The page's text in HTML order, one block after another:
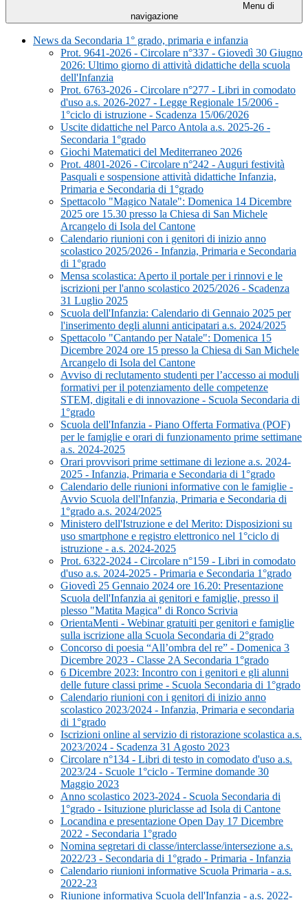
Menu di
navigazione
News da Secondaria 1° grado, primaria e infanzia
Prot. 9641-2026 - Circolare n°337 - Giovedì 30 Giugno
2026: Ultimo giorno di attività didattiche della scuola
dell'Infanzia
Prot. 6763-2026 - Circolare n°277 - Libri in comodato
d'uso a.s. 2026-2027 - Legge Regionale 15/2006 -
1°ciclo di istruzione - Scadenza 15/06/2026
Uscite didattiche nel Parco Antola a.s. 2025-26 -
Secondaria 1°grado
Giochi Matematici del Mediterraneo 2026
Prot. 4801-2026 - Circolare n°242 - Auguri festività
Pasquali e sospensione attività didattiche Infanzia,
Primaria e Secondaria di 1°grado
Spettacolo "Magico Natale": Domenica 14 Dicembre
2025 ore 15.30 presso la Chiesa di San Michele
Arcangelo di Isola del Cantone
Calendario riunioni con i genitori di inizio anno
scolastico 2025/2026 - Infanzia, Primaria e Secondaria
di 1°grado
Mensa scolastica: Aperto il portale per i rinnovi e le
iscrizioni per l'anno scolastico 2025/2026 - Scadenza
31 Luglio 2025
Scuola dell'Infanzia: Calendario di Gennaio 2025 per
l'inserimento degli alunni anticipatari a.s. 2024/2025
Spettacolo "Cantando per Natale": Domenica 15
Dicembre 2024 ore 15 presso la Chiesa di San Michele
Arcangelo di Isola del Cantone
Avviso di reclutamento studenti per l’accesso ai moduli
formativi per il potenziamento delle competenze
STEM, digitali e di innovazione - Scuola Secondaria di
1°grado
Scuola dell'Infanzia - Piano Offerta Formativa (POF)
per le famiglie e orari di funzionamento prime settimane
a.s. 2024-2025
Orari provvisori prime settimane di lezione a.s. 2024-
2025 - Infanzia, Primaria e Secondaria di 1°grado
Calendario delle riunioni informative con le famiglie -
Avvio Scuola dell'Infanzia, Primaria e Secondaria di
1°grado a.s. 2024/2025
Ministero dell'Istruzione e del Merito: Disposizioni su
uso smartphone e registro elettronico nel 1°ciclo di
istruzione - a.s. 2024-2025
Prot. 6322-2024 - Circolare n°159 - Libri in comodato
d'uso a.s. 2024-2025 - Primaria e Secondaria 1°grado
Giovedì 25 Gennaio 2024 ore 16.20: Presentazione
Scuola dell'Infanzia ai genitori e famiglie, presso il
plesso "Matita Magica" di Ronco Scrivia
OrientaMenti - Webinar gratuiti per genitori e famiglie
sulla iscrizione alla Scuola Secondaria di 2°grado
Concorso di poesia “All’ombra del re” - Domenica 3
Dicembre 2023 - Classe 2A Secondaria 1°grado
6 Dicembre 2023: Incontro con i genitori e gli alunni
delle future classi prime - Scuola Secondaria di 1°grado
Calendario riunioni con i genitori di inizio anno
scolastico 2023/2024 - Infanzia, Primaria e secondaria
di 1°grado
Iscrizioni online al servizio di ristorazione scolastica a.s.
2023/2024 - Scadenza 31 Agosto 2023
Circolare n°134 - Libri di testo in comodato d'uso a.s.
2023/24 - Scuole 1°ciclo - Termine domande 30
Maggio 2023
Anno scolastico 2023-2024 - Scuola Secondaria di
1°grado - Isituzione pluriclasse ad Isola di Cantone
Locandina e presentazione Open Day 17 Dicembre
2022 - Secondaria 1°grado
Nomina segretari di classe/interclasse/intersezione a.s.
2022/23 - Secondaria di 1°grado - Primaria - Infanzia
Calendario riunioni informative Scuola Primaria - a.s.
2022-23
Riunione informativa Scuola dell'Infanzia - a.s. 2022-